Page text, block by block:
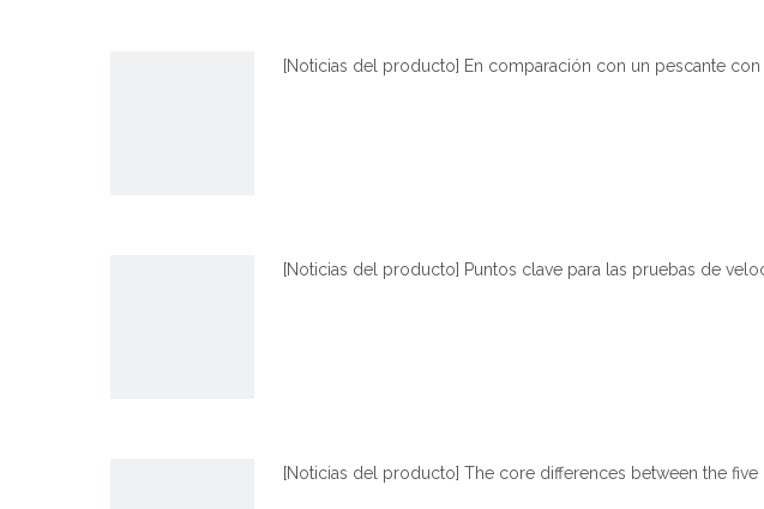
[Noticias del producto] En comparación con un pescante
[Noticias del producto] Puntos clave para las pruebas de
[Noticias del producto] The core differences between the